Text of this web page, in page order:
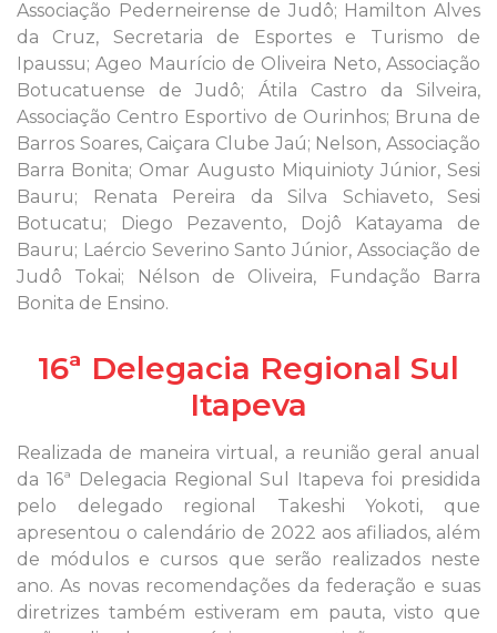
Associação Pederneirense de Judô; Hamilton Alves
da Cruz, Secretaria de Esportes e Turismo de
Ipaussu; Ageo Maurício de Oliveira Neto, Associação
Botucatuense de Judô; Átila Castro da Silveira,
Associação Centro Esportivo de Ourinhos; Bruna de
Barros Soares, Caiçara Clube Jaú; Nelson, Associação
Barra Bonita; Omar Augusto Miquinioty Júnior, Sesi
Bauru; Renata Pereira da Silva Schiaveto, Sesi
Botucatu; Diego Pezavento, Dojô Katayama de
Bauru; Laércio Severino Santo Júnior, Associação de
Judô Tokai; Nélson de Oliveira, Fundação Barra
Bonita de Ensino.
16ª Delegacia Regional Sul
Itapeva
Realizada de maneira virtual, a reunião geral anual
da 16ª Delegacia Regional Sul Itapeva foi presidida
pelo delegado regional Takeshi Yokoti, que
apresentou o calendário de 2022 aos afiliados, além
de módulos e cursos que serão realizados neste
ano. As novas recomendações da federação e suas
diretrizes também estiveram em pauta, visto que